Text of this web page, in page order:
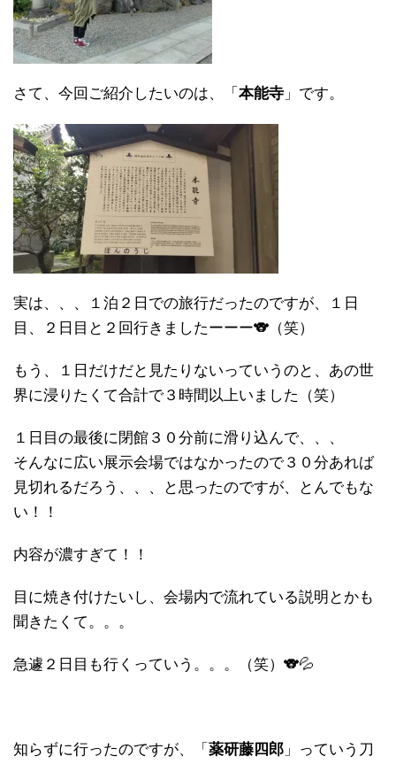
さて、今回ご紹介したいのは、「 本能寺 」です。
実は、、、１泊２日での旅行だったのですが、１日
目、２日目と２回行きましたーーー🐨（笑）
もう、１日だけだと見たりないっていうのと、あの世
界に浸りたくて合計で３時間以上いました（笑）
１日目の最後に閉館３０分前に滑り込んで、、、
そんなに広い展示会場ではなかったので３０分あれば
見切れるだろう、、、と思ったのですが、とんでもな
い！！
内容が濃すぎて！！
目に焼き付けたいし、会場内で流れている説明とかも
聞きたくて。。。
急遽２日目も行くっていう。。。（笑）🐨💦
知らずに行ったのですが、「 薬研藤四郎 」っていう刀